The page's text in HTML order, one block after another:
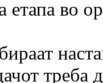
етапа во
треба